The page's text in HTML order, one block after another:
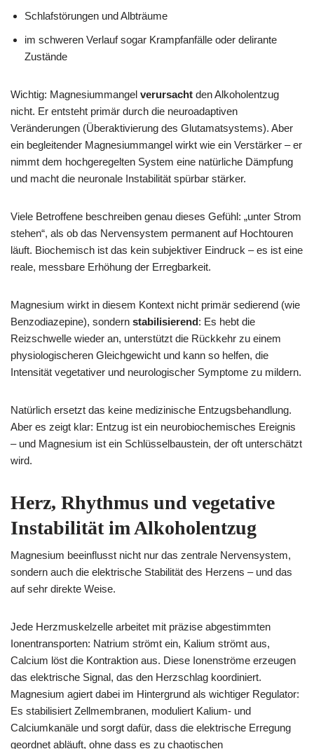
Schlafstörungen und Albträume
im schweren Verlauf sogar Krampfanfälle oder delirante
Zustände
Wichtig: Magnesiummangel verursacht den Alkoholentzug
nicht. Er entsteht primär durch die neuroadaptiven
Veränderungen (Überaktivierung des Glutamatsystems). Aber
ein begleitender Magnesiummangel wirkt wie ein Verstärker – er
nimmt dem hochgeregelten System eine natürliche Dämpfung
und macht die neuronale Instabilität spürbar stärker.
Viele Betroffene beschreiben genau dieses Gefühl: „unter Strom
stehen“, als ob das Nervensystem permanent auf Hochtouren
läuft. Biochemisch ist das kein subjektiver Eindruck – es ist eine
reale, messbare Erhöhung der Erregbarkeit.
Magnesium wirkt in diesem Kontext nicht primär sedierend (wie
Benzodiazepine), sondern stabilisierend: Es hebt die
Reizschwelle wieder an, unterstützt die Rückkehr zu einem
physiologischeren Gleichgewicht und kann so helfen, die
Intensität vegetativer und neurologischer Symptome zu mildern.
Natürlich ersetzt das keine medizinische Entzugsbehandlung.
Aber es zeigt klar: Entzug ist ein neurobiochemisches Ereignis
– und Magnesium ist ein Schlüsselbaustein, der oft unterschätzt
wird.
Herz, Rhythmus und vegetative
Instabilitätim Alkoholentzug
Magnesium beeinflusst nicht nur das zentrale Nervensystem,
sondern auch die elektrische Stabilität des Herzens – und das
auf sehr direkte Weise.
Jede Herzmuskelzelle arbeitet mit präzise abgestimmten
Ionentransporten: Natrium strömt ein, Kalium strömt aus,
Calcium löst die Kontraktion aus. Diese Ionenströme erzeugen
das elektrische Signal, das den Herzschlag koordiniert.
Magnesium agiert dabei im Hintergrund als wichtiger Regulator:
Es stabilisiert Zellmembranen, moduliert Kalium- und
Calciumkanäle und sorgt dafür, dass die elektrische Erregung
geordnet abläuft, ohne dass es zu chaotischen